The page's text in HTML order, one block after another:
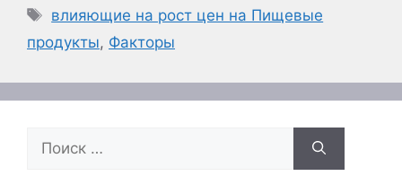
Метки
влияющие на рост цен на Пищевые
продукты, Факторы
Поиск: